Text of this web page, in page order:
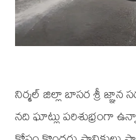
నిర్మల్ జిల్లా బాసర శ్రీ జ్ఞాన
నది ఘాట్లు పరిశుభ్రంగా